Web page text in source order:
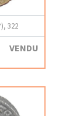
322
VENDU